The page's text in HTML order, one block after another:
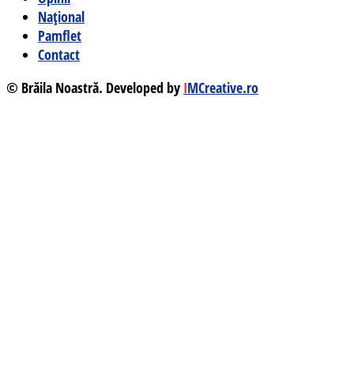
Național
Pamflet
Contact
© Brăila Noastră. Developed by IMCreative.ro